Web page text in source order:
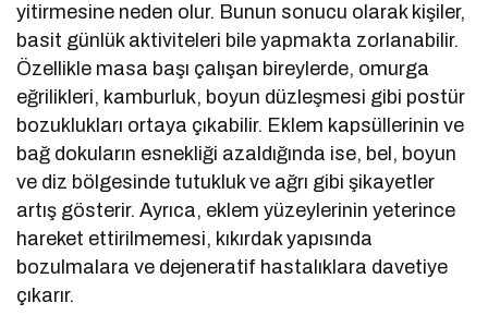
yitirmesine neden olur. Bunun sonucu olarak kişiler,
basit günlük aktiviteleri bile yapmakta zorlanabilir.
Özellikle masa başı çalışan bireylerde, omurga
eğrilikleri, kamburluk, boyun düzleşmesi gibi postür
bozuklukları ortaya çıkabilir. Eklem kapsüllerinin ve
bağ dokuların esnekliği azaldığında ise, bel, boyun
ve diz bölgesinde tutukluk ve ağrı gibi şikayetler
artış gösterir. Ayrıca, eklem yüzeylerinin yeterince
hareket ettirilmemesi, kıkırdak yapısında
bozulmalara ve dejeneratif hastalıklara davetiye
çıkarır.